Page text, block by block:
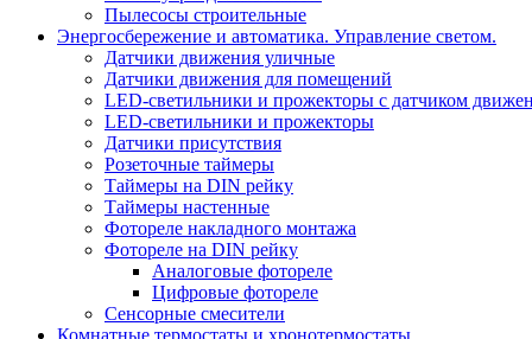
Пылесосы строительные
Энергосбережение и автоматика. Управление светом.
Датчики движения уличные
Датчики движения для помещений
LED-светильники и прожекторы с датчиком
LED-светильники и прожекторы
Датчики присутствия
Розеточные таймеры
Таймеры на DIN рейку
Таймеры настенные
Фотореле накладного монтажа
Фотореле на DIN рейку
Аналоговые фотореле
Цифровые фотореле
Сенсорные смесители
Комнатные термостаты и хронотермостаты